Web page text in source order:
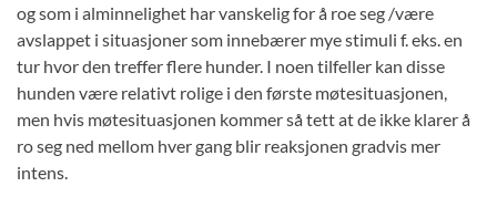
og som i alminnelighet har vanskelig for å roe seg /være
avslappet i situasjoner som innebærer mye stimuli f. eks. en
tur hvor den treffer flere hunder. I noen tilfeller kan disse
hunden være relativt rolige i den første møtesituasjonen,
men hvis møtesituasjonen kommer så tett at de ikke klarer å
ro seg ned mellom hver gang blir reaksjonen gradvis mer
intens.